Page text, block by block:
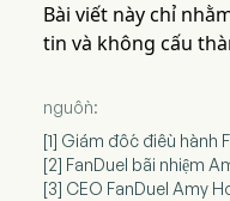
Bài viết này chỉ
tin và không cấu
nguồn:
[1] Giám đốc điều hành
[2] FanDuel bãi nhiệm
[3] CEO FanDuel Amy